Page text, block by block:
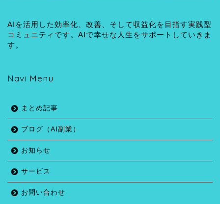
AIを活用した効率化、改善、そして収益化を目指す実践型
コミュニティです。AIで幸せな人生をサポートしていきま
す。
Navi Menu
まとめ記事
ブログ（AI副業）
お知らせ
サービス
お問い合わせ